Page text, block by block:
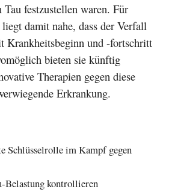
festzustellen waren. Für
liegt damit nahe, dass der Verfall
Krankheitsbeginn und -fortschritt
bieten sie künftig
Therapien gegen diese
Erkrankung.
Schlüsselrolle im Kampf gegen
Belastung kontrollieren